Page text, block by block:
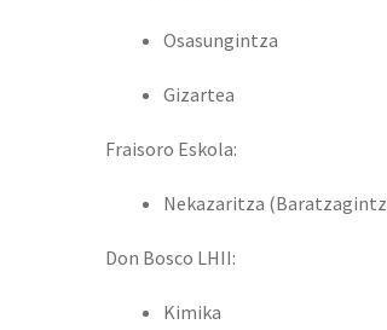
Osasungintza
Gizartea
Fraisoro Eskola:
Nekazaritza
Don Bosco LHII:
Kimika